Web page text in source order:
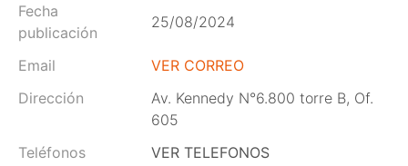
Fecha
publicación
25/08/2024
Email
VER CORREO
Dirección
Av. Kennedy N°6.800 torre B, Of.
605
Teléfonos
VER TELEFONOS